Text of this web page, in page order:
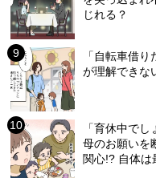
じれる？
「自転車借
が理解できな
「育休中で
母のお願いを
関心!? 自体は